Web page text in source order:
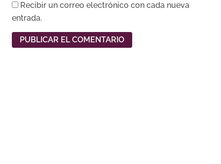
Recibir un correo electrónico con cada nueva
entrada.